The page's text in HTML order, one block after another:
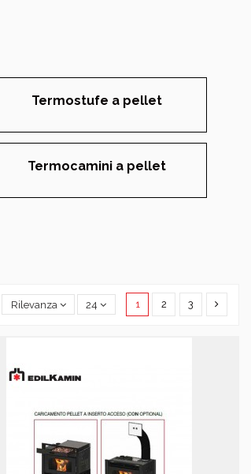
Termostufe a pellet
Termocamini a pellet
Rilevanza 24 1 2 3